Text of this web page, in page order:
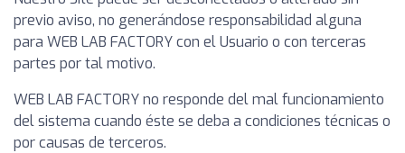
previo aviso, no generándose responsabilidad alguna
para WEB LAB FACTORY con el Usuario o con terceras
partes por tal motivo.
WEB LAB FACTORY no responde del mal funcionamiento
del sistema cuando éste se deba a condiciones técnicas o
por causas de terceros.